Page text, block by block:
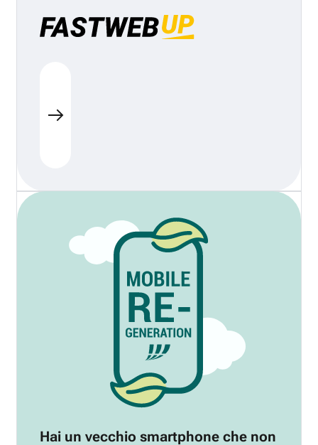
Hai un vecchio smartphone che non